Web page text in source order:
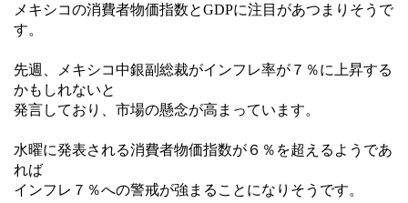
メキシコの消費者物価指数とGDPに注目があつまりそうで
す。
先週、メキシコ中銀副総裁がインフレ率が７％に上昇する
かもしれないと
発言しており、市場の懸念が高まっています。
水曜に発表される消費者物価指数が６％を超えるようであ
れば
インフレ７％への警戒が強まることになりそうです。